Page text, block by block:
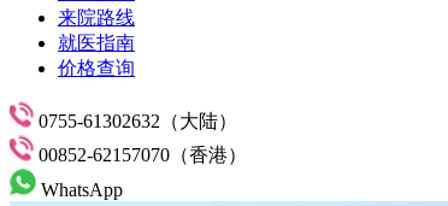
来院路线
就医指南
价格查询
0755-61302632（大陆）
00852-62157070（香港）
WhatsApp